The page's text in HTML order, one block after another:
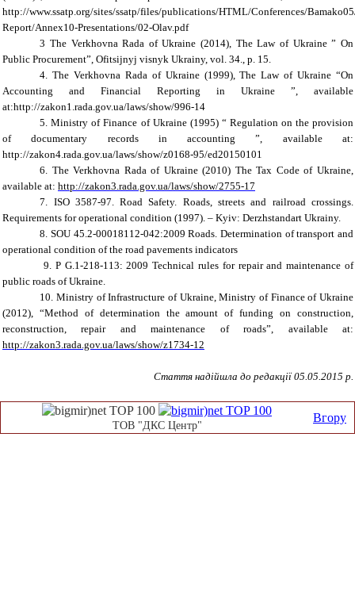
http://www.ssatp.org/sites/ssatp/files/publications/HTML/Conferences/
Report/Annex10-Presentations/02-Olav.pdf
3 The Verkhovna Rada of Ukraine (2014), The Law of Ukraine ” On
Public Procurement”, Ofitsijnyj visnyk Ukrainy, vol. 34., p. 15.
4. The Verkhovna Rada of Ukraine (1999), The Law of Ukraine “On
Accounting and Financial Reporting in Ukraine ”, available
at:http://zakon1.rada.gov.ua/laws/show/996-14
5. Ministry of Finance of Ukraine (1995) “Regulation on the provision
of documentary records in accounting ”, available at:
http://zakon4.rada.gov.ua/laws/show/z0168-95/ed20150101
6. The Verkhovna Rada of Ukraine(2010) The Tax Code of Ukraine,
available at: http://zakon3.rada.gov.ua/laws/show/2755-17
7. ISO 3587-97. Road Safety. Roads, streets and railroad crossings.
Requirements for operational condition (1997). – Kyiv: Derzhstandart Ukrainy.
8. SOU 45.2-00018112-042:2009 Roads. Determination of transport and
operational condition of the road pavements indicators
9. P G.1-218-113: 2009 Technical rules for repair and maintenance of
public roads of Ukraine.
10. Ministry of Infrastructure of Ukraine, Ministry of Finance of Ukraine
(2012), “Method of determination the amount of funding on construction,
reconstruction, repair and maintenance of roads”, available at:
http://zakon3.rada.gov.ua/laws/show/z1734-12
Стаття надійшла до редакції 05.05.2015 р.
Вгору
ТОВ "ДКС Центр"